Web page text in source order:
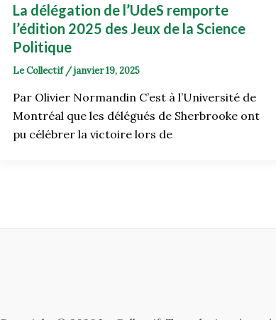
La délégation de l’UdeS remporte
l’édition 2025 des Jeux de la Science
Politique
Le Collectif /janvier 19, 2025
Par Olivier Normandin C’est à l’Université de
Montréal que les délégués de Sherbrooke ont
pu célébrer la victoire lors de